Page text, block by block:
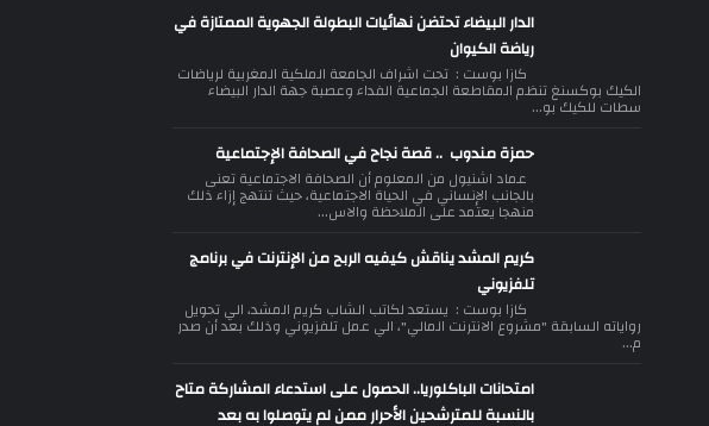
الدار البيضاء تحتضن نهائيات البطولة الجهوية الممتازة في
رياضة الكيوان
كازا بوست : تحت اشراف الجامعة الملكية المغربية لرياضات
الكيك بوكسنغ تنظم المقاطعة الجماعية الفداء وعصبة جهة الدار البيضاء
سطات للكيك بو...
حمزة مندوب .. قصة نجاح في الصحافة الإجتماعية
عماد اشنيول من المعلوم أن الصحافة الاجتماعية تعنى
بالجانب الإنساني في الحياة الاجتماعية، حيث تنتهج إزاء ذلك
منهجا يعتمد على الملاحظة والاس...
كريم المشد يناقش كيفيه الربح من الإنترنت في برنامج
تلفزيوني
كازا بوست : يستعد لكاتب الشاب كريم المشد، الي تحويل
رواياته السابقة "مشروع الانترنت المالي"، الي عمل تلفزيوني وذلك بعد أن صدر
م...
امتحانات الباكلوريا.. الحصول على استدعاء المشاركة متاح
بالنسبة للمترشحين الأحرار ممن لم يتوصلوا به بعد